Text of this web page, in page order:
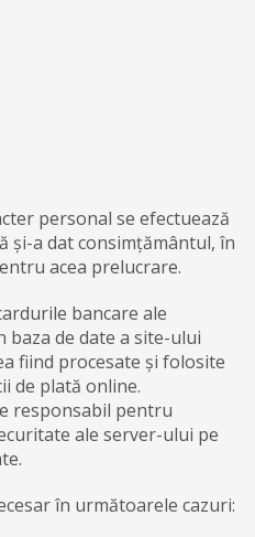
personal se efectuează
și-a dat consimțământul, în
acea prelucrare.
bancare ale
de date a site-ului
fiind procesate și folosite
de plată online.
responsabil pentru
ale server-ului pe
în următoarele cazuri: